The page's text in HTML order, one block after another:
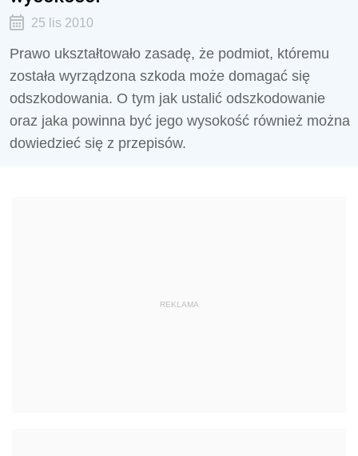
25 lis 2010
Prawo ukształtowało zasadę, że podmiot, któremu
została wyrządzona szkoda może domagać się
odszkodowania. O tym jak ustalić odszkodowanie
oraz jaka powinna być jego wysokość również można
dowiedzieć się z przepisów.
REKLAMA